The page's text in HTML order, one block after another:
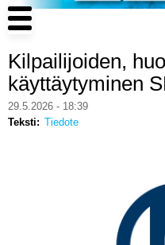
Luo
Vaihda
Main
navigation
Kilpailijoiden,
käyttäytyminen
29.5.2026 - 18:39
Teksti
Tiedote